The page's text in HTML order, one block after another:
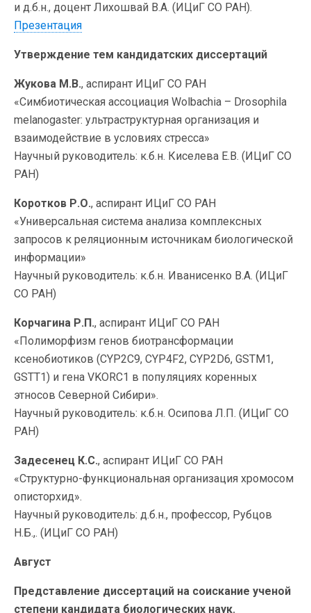
и д.б.н., доцент Лихошвай В.А. (ИЦиГ СО РАН).
Презентация
Утверждение тем кандидатских диссертаций
Жукова М.В., аспирант ИЦиГ СО РАН
«Симбиотическая ассоциация Wolbachia – Drosophila
melanogaster: ультраструктурная организация и
взаимодействие в условиях стресса»
Научный руководитель: к.б.н. Киселева Е.В. (ИЦиГ СО
РАН)
Коротков Р.О., аспирант ИЦиГ СО РАН
«Универсальная система анализа комплексных
запросов к реляционным источникам биологической
информации»
Научный руководитель: к.б.н. Иванисенко В.А. (ИЦиГ
СО РАН)
Корчагина Р.П., аспирант ИЦиГ СО РАН
«Полиморфизм генов биотрансформации
ксенобиотиков (CYP2C9, CYP4F2, CYP2D6, GSTM1,
GSTT1) и гена VKORC1 в популяциях коренных
этносов Северной Сибири».
Научный руководитель: к.б.н. Осипова Л.П. (ИЦиГ СО
РАН)
Задесенец К.С., аспирант ИЦиГ СО РАН
«Структурно-функциональная организация хромосом
описторхид».
Научный руководитель: д.б.н., профессор, Рубцов
Н.Б.,. (ИЦиГ СО РАН)
Август
Представление диссертаций на соискание ученой
степени кандидата биологических наук.